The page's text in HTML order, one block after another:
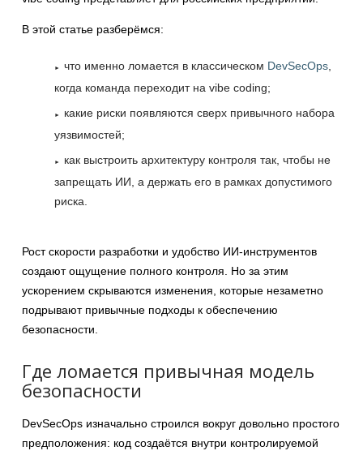
В этой статье разберёмся:
что именно ломается в классическом DevSecOps,
когда команда переходит на vibe coding;
какие риски появляются сверх привычного набора
уязвимостей;
как выстроить архитектуру контроля так, чтобы не
запрещать ИИ, а держать его в рамках допустимого
риска.
Рост скорости разработки и удобство ИИ-инструментов
создают ощущение полного контроля. Но за этим
ускорением скрываются изменения, которые незаметно
подрывают привычные подходы к обеспечению
безопасности.
Где ломается привычная модель
безопасности
DevSecOps изначально строился вокруг довольно простого
предположения: код создаётся внутри контролируемой